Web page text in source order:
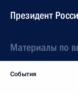
Президент
Материалы по
События